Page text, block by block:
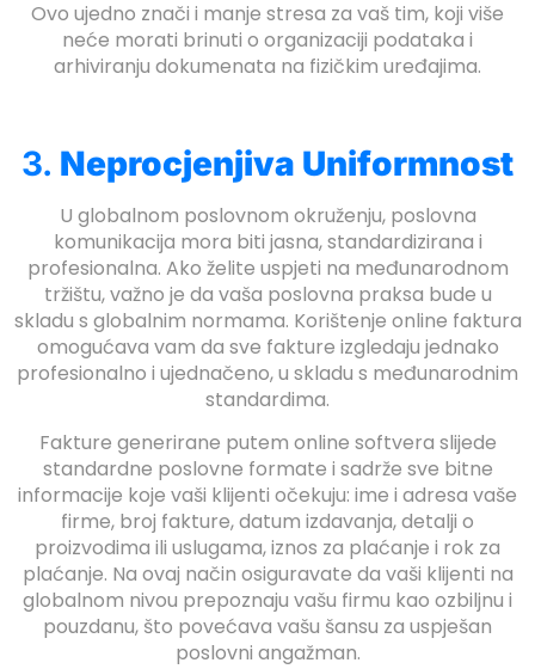
Ovo ujedno znači i manje stresa za vaš tim, koji više
neće morati brinuti o organizaciji podataka i
arhiviranju dokumenata na fizičkim uređajima.
3. Neprocjenjiva Uniformnost
U globalnom poslovnom okruženju, poslovna
komunikacija mora biti jasna, standardizirana i
profesionalna. Ako želite uspjeti na međunarodnom
tržištu, važno je da vaša poslovna praksa bude u
skladu s globalnim normama. Korištenje online faktura
omogućava vam da sve fakture izgledaju jednako
profesionalno i ujednačeno, u skladu s međunarodnim
standardima.
Fakture generirane putem online softvera slijede
standardne poslovne formate i sadrže sve bitne
informacije koje vaši klijenti očekuju: ime i adresa vaše
firme, broj fakture, datum izdavanja, detalji o
proizvodima ili uslugama, iznos za plaćanje i rok za
plaćanje. Na ovaj način osiguravate da vaši klijenti na
globalnom nivou prepoznaju vašu firmu kao ozbiljnu i
pouzdanu, što povećava vašu šansu za uspješan
poslovni angažman.